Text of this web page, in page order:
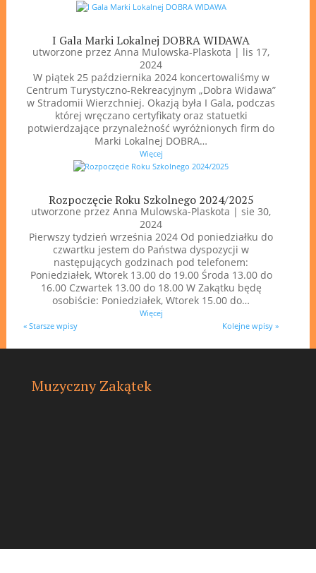
I Gala Marki Lokalnej DOBRA WIDAWA
utworzone przez Anna Mulowska-Plaskota | lis 17,
2024
W piątek 25 października 2024 koncertowaliśmy w
Centrum Turystyczno-Rekreacyjnym „Dobra Widawa”
w Stradomii Wierzchniej. Okazją była I Gala, podczas
której wręczano certyfikaty oraz statuetki
potwierdzające przynależność wyróżnionych firm do
Marki Lokalnej DOBRA…
Więcej
Rozpoczęcie Roku Szkolnego 2024/2025
utworzone przez Anna Mulowska-Plaskota | sie 30,
2024
Pierwszy tydzień września 2024 Od poniedziałku do
czwartku jestem do Państwa dyspozycji w
następujących godzinach pod telefonem:
Poniedziałek, Wtorek 13.00 do 19.00 Środa 13.00 do
16.00 Czwartek 13.00 do 18.00 W Zakątku będę
osobiście: Poniedziałek, Wtorek 15.00 do…
Więcej
« Starsze wpisy
Kolejne wpisy »
Muzyczny Zakątek